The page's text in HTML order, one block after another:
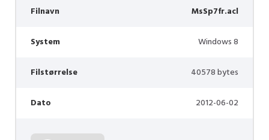
Filnavn MsSp7fr.acl
System Windows 8
Filstørrelse 40578 bytes
Dato 2012-06-02